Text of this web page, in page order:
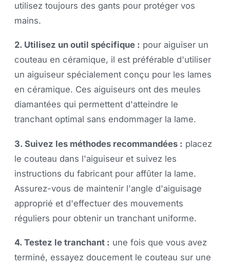
utilisez toujours des gants pour protéger vos
mains.
2. Utilisez un outil spécifique : pour aiguiser un
couteau en céramique, il est préférable d'utiliser
un aiguiseur spécialement conçu pour les lames
en céramique. Ces aiguiseurs ont des meules
diamantées qui permettent d'atteindre le
tranchant optimal sans endommager la lame.
3. Suivez les méthodes recommandées : placez
le couteau dans l'aiguiseur et suivez les
instructions du fabricant pour affûter la lame.
Assurez-vous de maintenir l'angle d'aiguisage
approprié et d'effectuer des mouvements
réguliers pour obtenir un tranchant uniforme.
4. Testez le tranchant : une fois que vous avez
terminé, essayez doucement le couteau sur une